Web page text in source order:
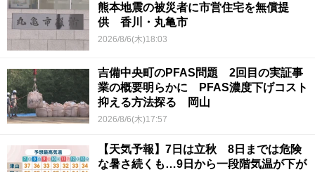
熊本地震の被災者に市営住宅を無償提
供 香川・丸亀市
2026/8/6(木)18:03
吉備中央町のPFAS問題 2回目の実証事
業の概要明らかに PFAS濃度下げコスト
抑える方法探る 岡山
2026/8/6(木)17:57
【天気予報】7日は立秋 8日までは危険
な暑さ続くも…9日から一段階気温が下が